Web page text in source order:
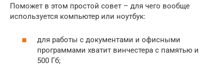
Поможет в этом простой совет – для чего вообще
используется компьютер или ноутбук:
для работы с документами и офисными
программами хватит винчестера с памятью и
500 Гб;